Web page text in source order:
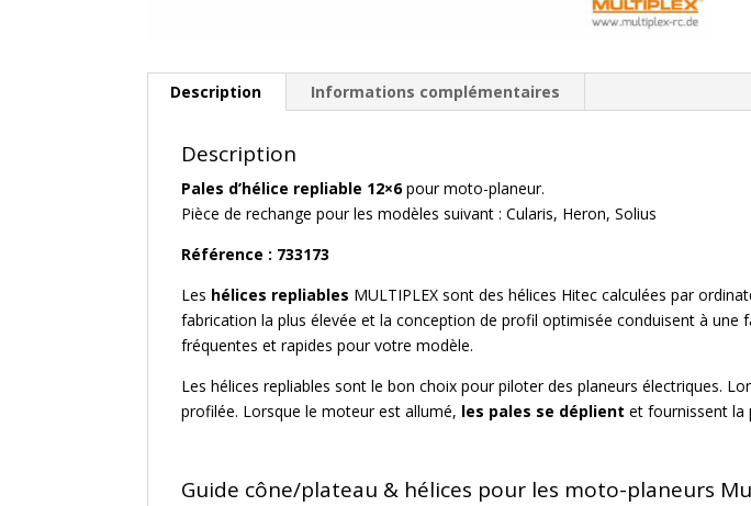
Description Informations complémentaires
Description
Pales d’hélice repliable 12×6pour moto-planeur.
Pièce de rechange pour les modèles suivant : Cularis, Heron, Solius
Référence : 733173
Les hélices repliables MULTIPLEX sont des hélices Hitec calculées par
fabrication la plus élevée et la conception de profil optimisée conduisent à
fréquentes et rapides pour votre modèle.
Les hélices repliables sont le bon choix pour piloter des planeurs électriques.
profilée. Lorsque le moteur est allumé, les pales se déplient et fournissent la
Guide cône/plateau & hélices pour les moto-planeurs